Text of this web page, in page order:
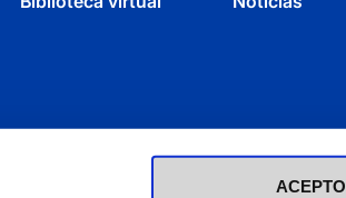
ACEPTO